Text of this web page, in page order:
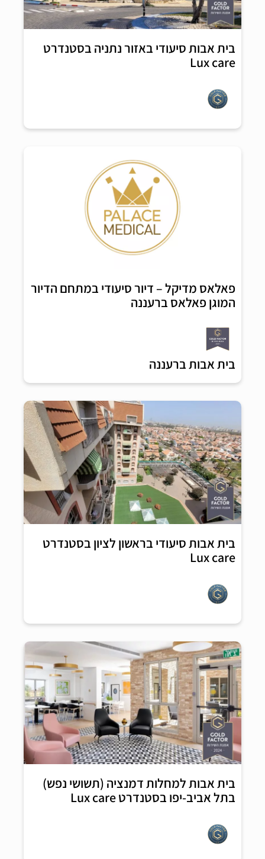
בית אבות סיעודי באזור נתניה בסטנדרט
Lux care
פאלאס מדיקל – דיור סיעודי במתחם הדיור
המוגן פאלאס ברעננה
בית אבות ברעננה
בית אבות סיעודי בראשון לציון בסטנדרט
Lux care
בית אבות למחלות דמנציה (תשושי נפש)
בתל אביב-יפו בסטנדרט Lux care